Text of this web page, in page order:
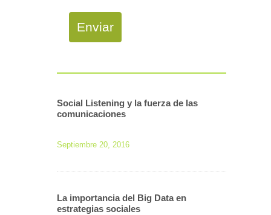
Enviar
Social Listening y la fuerza de las
comunicaciones
Septiembre 20, 2016
La importancia del Big Data en
estrategias sociales